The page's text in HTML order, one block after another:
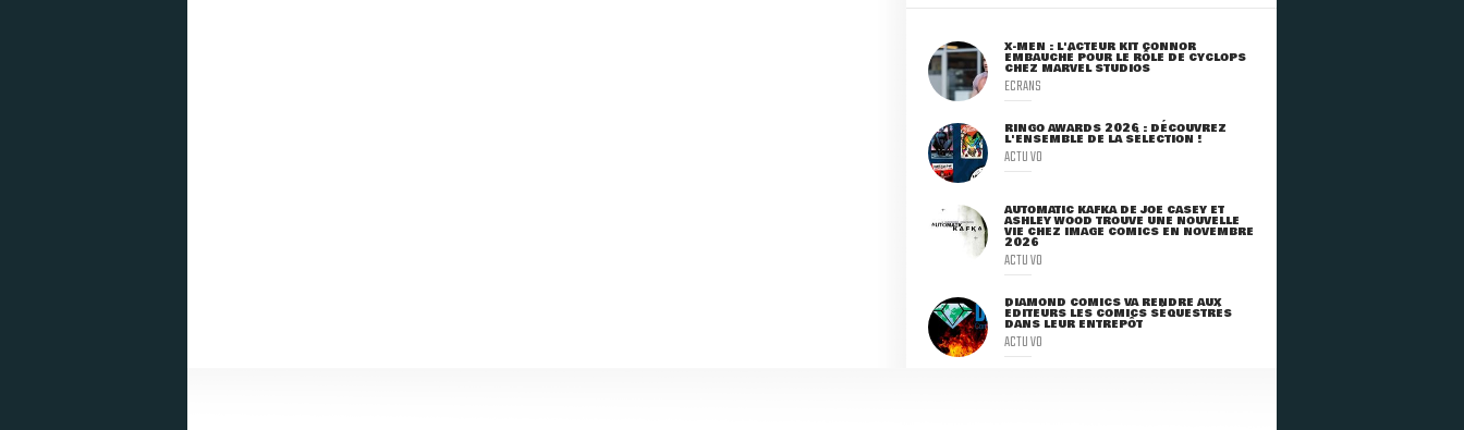
X-MEN : L'ACTEUR KIT CONNOR
EMBAUCHÉ POUR LE RÔLE DE CYCLOPS
CHEZ MARVEL STUDIOS
ECRANS
RINGO AWARDS 2026 : DÉCOUVREZ
L'ENSEMBLE DE LA SÉLECTION !
ACTU VO
AUTOMATIC KAFKA DE JOE CASEY ET
ASHLEY WOOD TROUVE UNE NOUVELLE
VIE CHEZ IMAGE COMICS EN NOVEMBRE
2026
ACTU VO
DIAMOND COMICS VA RENDRE AUX
ÉDITEURS LES COMICS SÉQUESTRÉS
DANS LEUR ENTREPÔT
ACTU VO